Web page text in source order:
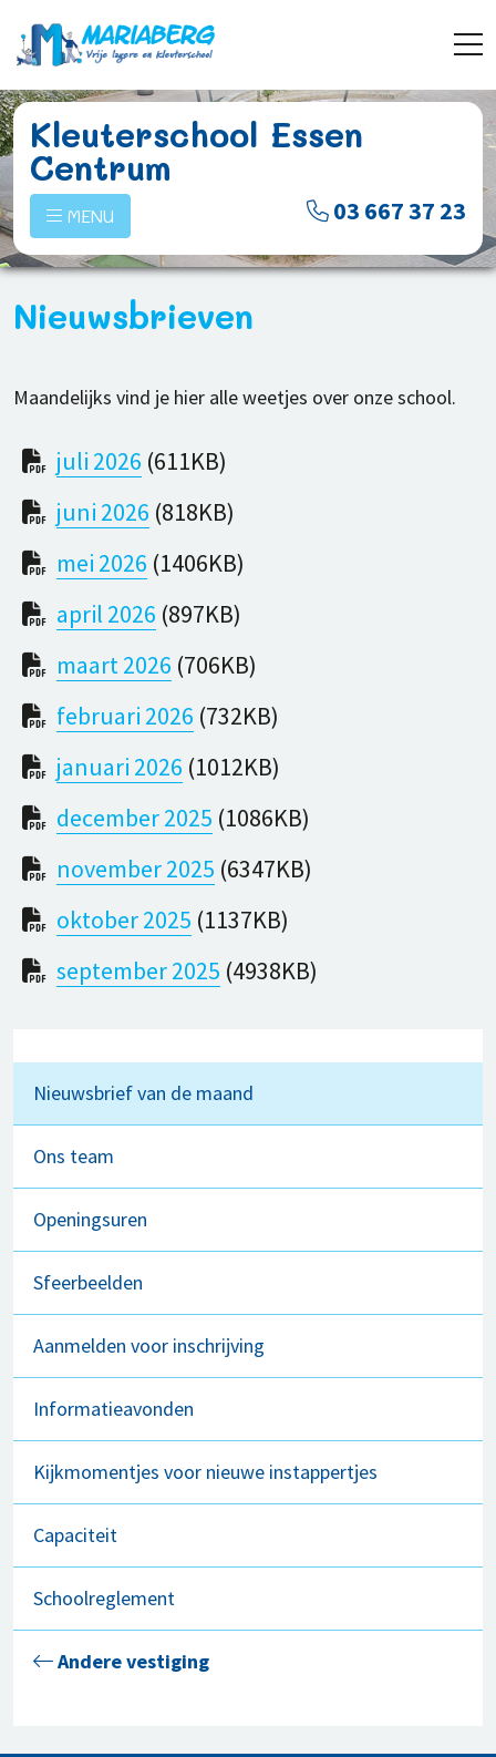
Kleuterschool Essen
Centrum
MENU 03 667 37 23
Nieuwsbrief van de maand
Ons team
Openingsuren
Sfeerbeelden
Aanmelden voor inschrijving
Informatieavonden
Kijkmomentjes voor nieuwe instappertjes
Capaciteit
Schoolreglement
Andere vestiging
Nieuwsbrieven
Maandelijks vind je hier alle weetjes over onze school.
juli 2026 (611KB)
juni 2026 (818KB)
mei 2026 (1406KB)
april 2026 (897KB)
maart 2026 (706KB)
februari 2026 (732KB)
januari 2026 (1012KB)
december 2025 (1086KB)
november 2025 (6347KB)
oktober 2025 (1137KB)
september 2025 (4938KB)